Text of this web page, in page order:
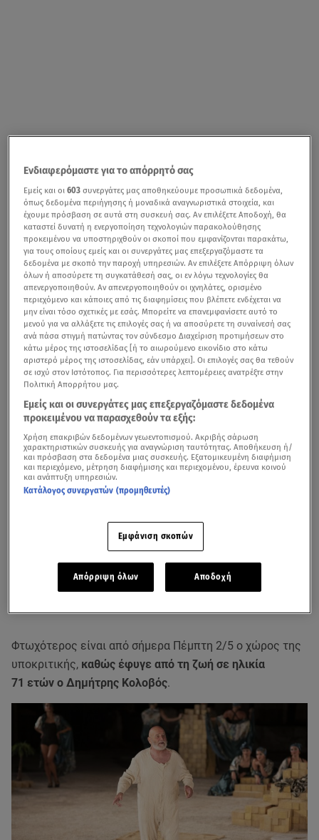
Φτωχότερος είναι από σήμερα Πέμπτη 2/5 ο χώρος της
υποκριτικής, καθώς έφυγε από τη ζωή σε ηλικία
71 ετών ο Δημήτρης Κολοβός.
Ενδιαφερόμαστε για το απόρρητό σας
Εμείς και οι603 συνεργάτες μας αποθηκεύουμε προσωπικά δεδομένα,
όπως δεδομένα περιήγησης ή μοναδικά αναγνωριστικά στοιχεία, και
έχουμε πρόσβαση σε αυτά στη συσκευή σας. Αν επιλέξετε Αποδοχή, θα
καταστεί δυνατή η ενεργοποίηση τεχνολογιών παρακολούθησης
προκειμένου να υποστηριχθούν οι σκοποί που εμφανίζονται παρακάτω,
για τους οποίους εμείς και οι συνεργάτες μας επεξεργαζόμαστε τα
δεδομένα με σκοπό την παροχή υπηρεσιών. Αν επιλέξετε Απόρριψη όλων
όλων ή αποσύρετε τη συγκατάθεσή σας, οι εν λόγω τεχνολογίες θα
απενεργοποιηθούν. Αν απενεργοποιηθούν οι ιχνηλάτες, ορισμένο
περιεχόμενο και κάποιες από τις διαφημίσεις που βλέπετε ενδέχεται να
μην είναι τόσο σχετικές με εσάς. Μπορείτε να επανεμφανίσετε αυτό το
μενού για να αλλάξετε τις επιλογές σας ή να αποσύρετε τη συναίνεσή σας
ανά πάσα στιγμή πατώντας τον σύνδεσμο Διαχείριση προτιμήσεων στο
κάτω μέρος της ιστοσελίδας [ή το αιωρούμενο εικονίδιο στο κάτω
αριστερό μέρος της ιστοσελίδας, εάν υπάρχει]. Οι επιλογές σας θα τεθούν
σε ισχύ στον Ιστότοπος. Για περισσότερες λεπτομέρειες ανατρέξτε στην
Πολιτική Απορρήτου μας.
Εμείς και οι συνεργάτες μας επεξεργαζόμαστε δεδομένα
προκειμένου να παρασχεθούν τα εξής:
Χρήση επακριβών δεδομένων γεωεντοπισμού. Ακριβής σάρωση
χαρακτηριστικών συσκευής για αναγνώριση ταυτότητας. Αποθήκευση ή/
και πρόσβαση στα δεδομένα μιας συσκευής. Εξατομικευμένη διαφήμιση
και περιεχόμενο, μέτρηση διαφήμισης και περιεχομένου, έρευνα κοινού
και ανάπτυξη υπηρεσιών.
Κατάλογος συνεργατών (προμηθευτές)
Εμφάνιση σκοπών
Απόρριψη όλων Αποδοχή